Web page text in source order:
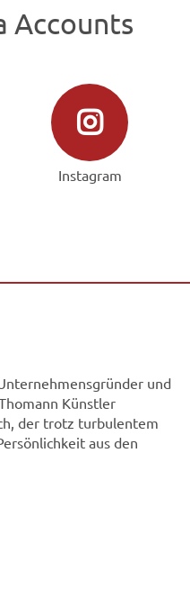
Accounts
Instagram
und
Künstler
der trotz turbulentem
aus den